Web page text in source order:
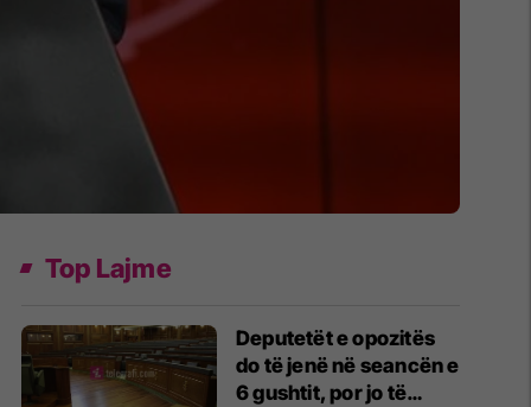
Top Lajme
Deputetët e opozitës
do të jenë në seancën e
6 gushtit, por jo të